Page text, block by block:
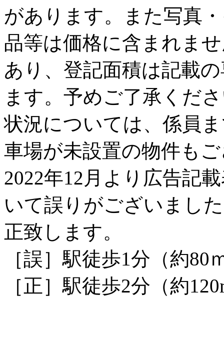
があります。また写真
品等は価格に含まれま
あり、登記面積は記載
ます。予めご了承くだ
状況については、係員
車場が未設置の物件も
2022年12月より広告記
いて誤りがございまし
正致します。
［誤］駅徒歩1分（約80
［正］駅徒歩2分（約